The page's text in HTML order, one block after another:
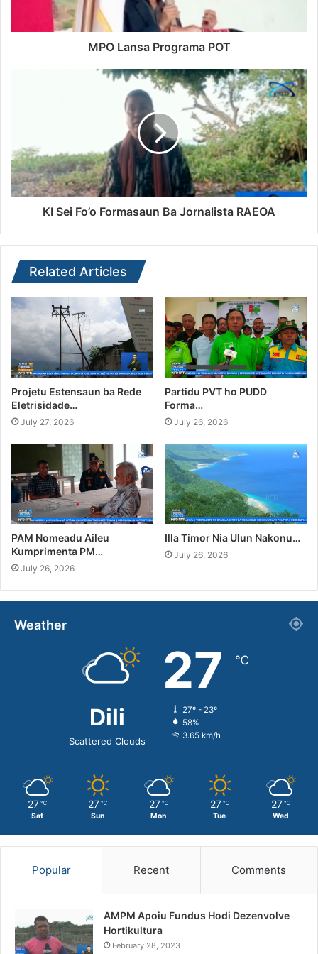
registar no mês de junho mais de quinhentos
A clínica de Bairro Pité transferiu também alguns
pacientes ao hospital nacional para o
(Redação)
MPO Lansa Programa POT
KI Sei Fo’o Formasaun Ba Jornalista RAEOA
Related Articles
Projetu Estensaun ba Rede
Eletrisidade…
July 27, 2026
Partidu PVT ho PUDD
Forma…
July 26, 2026
PAM Nomeadu Aileu
Kumprimenta PM…
July 26, 2026
Illa Timor Nia Ulun Nakonu…
July 26, 2026
Weather
Dili
Scattered Clouds
27 ℃
27º - 23º
58%
3.65 km/h
27 ℃
Sat
27 ℃
Sun
27 ℃
Mon
27 ℃
Tue
27 ℃
Wed
Popular Recent Comments
AMPM Apoiu Fundus Hodi Dezenvolve
Hortikultura
February 28, 2023